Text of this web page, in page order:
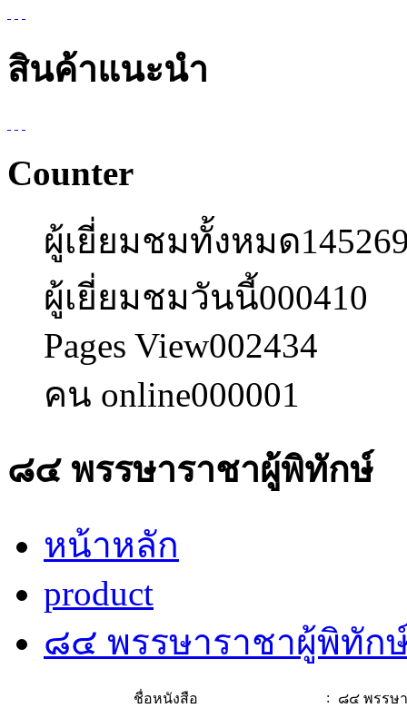
สินค้าแนะนำ
Counter
ผู้เยี่ยมชมทั้งหมด
ผู้เยี่ยมชมวันนี้000410
Pages View002434
คน online000001
๘๔ พรรษาราชาผู้พิทักษ์
หน้าหลัก
product
๘๔ พรรษาราชาผู้พิทัก
ชื่อหนังสือ :
๘๔ พรรษ